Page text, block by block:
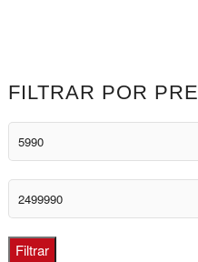
FILTRAR POR
Precio
mínimo
Precio
máximo
Filtrar